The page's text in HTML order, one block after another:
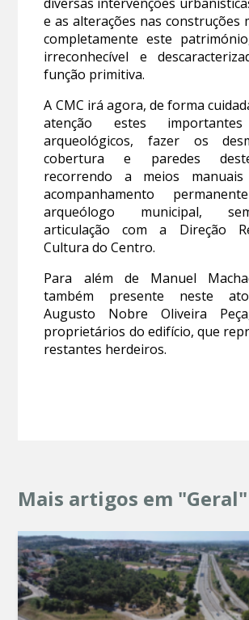
e as alterações nas construções
completamente este
irreconhecível e
função primitiva.
A CMC irá agora, de forma
atenção estes
arqueológicos, fazer os
cobertura e paredes
recorrendo a meios
acompanhamento
arqueólogo municipal,
articulação com a Direção
Cultura do Centro.
Para além de Manuel
também presente neste
Augusto Nobre Oliveira
proprietários do edifício, que
restantes herdeiros.
Mais artigos em "Geral"